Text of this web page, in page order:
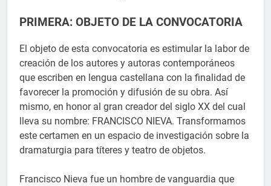
PRIMERA: OBJETO DE LA CONVOCATORIA
El objeto de esta convocatoria es estimular la labor de
creación de los autores y autoras contemporáneos
que escriben en lengua castellana con la finalidad de
favorecer la promoción y difusión de su obra. Así
mismo, en honor al gran creador del siglo XX del cual
lleva su nombre: FRANCISCO NIEVA. Transformamos
este certamen en un espacio de investigación sobre la
dramaturgia para títeres y teatro de objetos.
Francisco Nieva fue un hombre de vanguardia que